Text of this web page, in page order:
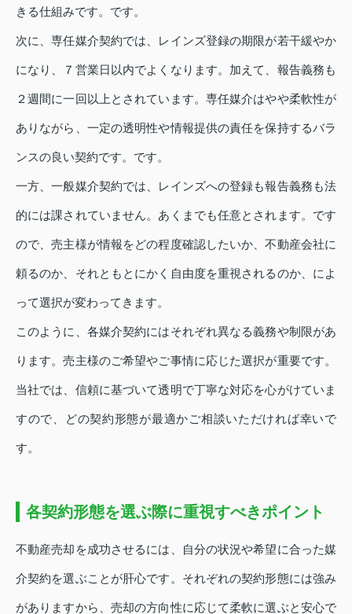
きる仕組みです。です。
次に、専任媒介契約では、レインズ登録の期限が若干緩やか
になり、７営業日以内でよくなります。加えて、報告義務も
２週間に一回以上とされています。専任媒介はやや柔軟性が
ありながら、一定の透明性や情報提供の責任を保持するバラ
ンスの良い契約です。です。
一方、一般媒介契約では、レインズへの登録も報告義務も法
的には課されていません。あくまでも任意とされます。です
ので、売主様が情報をどの程度確認したいか、不動産会社に
頼るのか、それともとにかく自由度を重視されるのか、によ
って選択が変わってきます。
このように、各媒介契約にはそれぞれ異なる義務や制限があ
ります。売主様のご希望やご事情に応じた選択が重要です。
当社では、信頼に基づいて透明で丁寧な対応を心がけていま
すので、どの契約形態が最適かご相談いただければ幸いで
す。
各契約形態を選ぶ際に重視すべきポイント
不動産売却を成功させるには、自分の状況や希望に合った媒
介契約を選ぶことが肝心です。それぞれの契約形態には強み
がありますから、売却の方向性に応じて柔軟に選ぶと安心で